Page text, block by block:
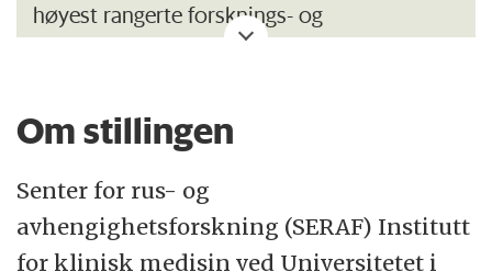
høyest rangerte forsknings- og
internasjonalt anerkjente forskningsmiljøer
gjør UiO til en viktig samfunnsaktør.
Institutt for klinisk medisin har sin
primærvirksomhet i krysningspunktet
Om stillingen
Senter for rus- og
avhengighetsforskning (SERAF) Institutt
for klinisk medisin ved Universitetet i